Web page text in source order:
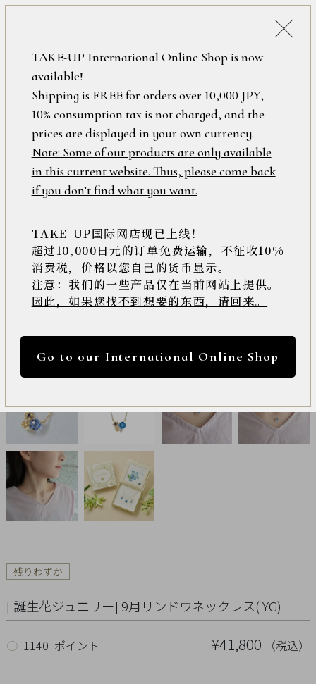
残りわずか
[ 誕生花ジュエリー] 9月リンドウネックレス( YG)
¥41,800 （税込）
○ 1140 ポイント
フリーワード
在庫なし含む
アイテム
ロ
グ
イ
ン
/
新
規
会
登
録
>>
Online
Shop
Item
ALL
Necklace
Pierced
Earrings
Charm
TAKE-UP International Online Shop is now
available!
Shipping is FREE for orders over 10,000 JPY,
10% consumption tax is not charged, and the
prices are displayed in your own currency.
Note: Some of our products are only available
in this current website. Thus, please come back
if you don’t find what you want.
TAKE-UP国际网店现已上线！
超过10,000日元的订单免费运输，不征收10%
消费税，价格以您自己的货币显示。
注意：我们的一些产品仅在当前网站上提供。
因此，如果您找不到想要的东西，请回来。
Go to our International Online Shop